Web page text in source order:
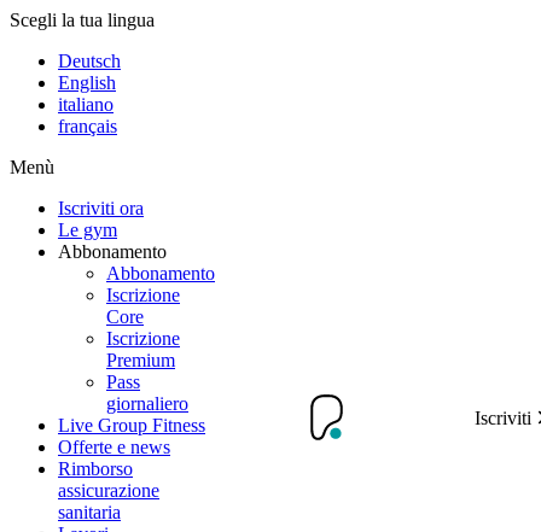
Scegli la tua lingua
Deutsch
English
italiano
français
Menù
Iscriviti ora
Le gym
Abbonamento
Abbonamento
Iscrizione
Core
Iscrizione
Premium
Pass
giornaliero
Live Group Fitness
Offerte e news
Rimborso
assicurazione
sanitaria
Iscriviti